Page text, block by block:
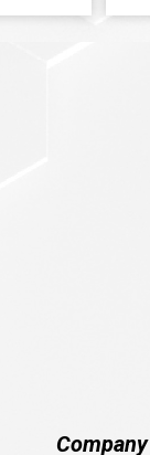
Company